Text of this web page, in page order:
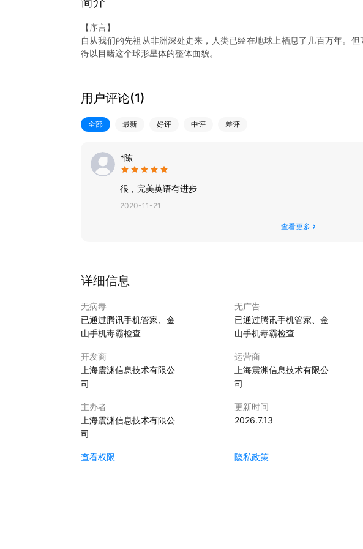
【序言】
自从我们的先祖从非洲深处走来，人类已经在地球上栖息了几百万年。
得以目睹这个球形星体的整体面貌。
更自由的灵魂，同时对母国文化也会有更客观和丰富的看法。
因此，语言学习绝不仅仅是词语、句子、对话那么简单；它一头连着思维
仅是孩提时的孤立游戏，而是一个牵涉甚广的系统工程，最终将影响到一
既然会是一件严肃而长远的事情，我们希望孩子能做好持之以恒的心理准
我们希望孩子不要小富即安。你看到了，不等于你学会了；你学会了，
容的态度、一颗好奇的心......
【关于我们】
语言的学习，一头连着思维方式，另一头连着文化与视野。它不仅仅是孩
小小英语汇聚来自清华大学、北京外国语大学的顶级语言学专家团队，依
范大学的积极教育心理学系统，为二语儿童量身定制3-8岁线下启蒙课程。
我们针对中国幼童的特点，整合英语语言学、学前教育学、婴幼儿发展心
技术、人工智能技术，为二语孩子提供适合的启蒙教育体系。帮助孩子建
最最重要的，我们希望留下坚持不懈的恒久之心、寒暑不辍的行事习惯。
懈怠所诱惑。凡有恒心、风雨无阻的孩子，终将获得时间馈赠的礼物。
用户评论(1)
全部 最新 好评 中评 差评
*陈
很，完美英语有进步
2020-11-21
查看更多
详细信息
无病毒
已通过腾讯手机管家、金
山手机毒霸检查
无广告
已通过腾讯手机管家、金
山手机毒霸检查
开发商
上海震渊信息技术有限公
司
运营商
上海震渊信息技术有限公
司
主办者
上海震渊信息技术有限公
司
更新时间
2026.7.13
查看权限 隐私政策